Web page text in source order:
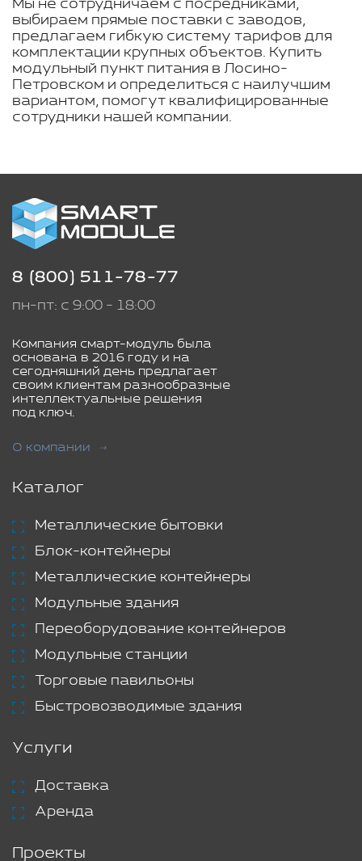
Мы не сотрудничаем с посредниками,
выбираем прямые поставки с заводов,
предлагаем гибкую систему тарифов для
комплектации крупных объектов. Купить
модульный пункт питания в Лосино-
Петровском и определиться с наилучшим
вариантом, помогут квалифицированные
сотрудники нашей компании.
8 (800) 511-78-77
пн-пт: с 9:00 - 18:00
Компания смарт-модуль была
основана в 2016 году и на
сегодняшний день предлагает
своим клиентам разнообразные
интеллектуальные решения
под ключ.
О компании
Каталог
Металлические бытовки
Блок-контейнеры
Металлические контейнеры
Модульные здания
Переоборудование контейнеров
Модульные станции
Торговые павильоны
Быстровозводимые здания
Услуги
Доставка
Аренда
Проекты